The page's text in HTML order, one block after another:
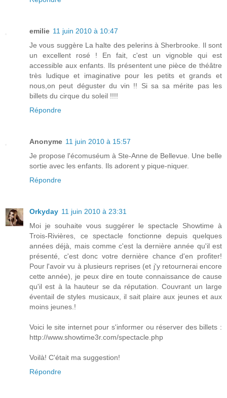
emilie 11 juin 2010 à 10:47
Je vous suggère La halte des pelerins à Sherbrooke. Il sont
un excellent rosé ! En fait, c'est un vignoble qui est
accessible aux enfants. Ils présentent une pièce de théâtre
très ludique et imaginative pour les petits et grands et
nous,on peut déguster du vin !! Si sa sa mérite pas les
billets du cirque du soleil !!!!
Répondre
Anonyme 11 juin 2010 à 15:57
Je propose l'écomuséum à Ste-Anne de Bellevue. Une belle
sortie avec les enfants. Ils adorent y pique-niquer.
Répondre
Orkyday 11 juin 2010 à 23:31
Moi je souhaite vous suggérer le spectacle Showtime à
Trois-Rivières, ce spectacle fonctionne depuis quelques
années déjà, mais comme c'est la dernière année qu'il est
présenté, c'est donc votre dernière chance d'en profiter!
Pour l'avoir vu à plusieurs reprises (et j'y retournerai encore
cette année), je peux dire en toute connaissance de cause
qu'il est à la hauteur se da réputation. Couvrant un large
éventail de styles musicaux, il sait plaire aux jeunes et aux
moins jeunes.!
Voici le site internet pour s'informer ou réserver des billets :
http://www.showtime3r.com/spectacle.php
Voilà! C'était ma suggestion!
Répondre